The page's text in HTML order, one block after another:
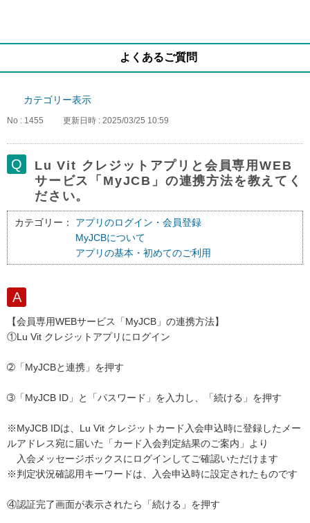
よくあるご質問
カテゴリー表示
No : 1455 更新日時 : 2025/03/25 10:59
Lu Vit クレジットアプリと会員専用WEB
サービス「MyJCB」の連携方法を教えてく
ださい。
カテゴリー：
アプリのログイン・会員登録
MyJCBについて
アプリの基本・初めてのご利用
【会員専用WEBサービス「MyJCB」の連携方法】
①Lu Vit クレジットアプリにログイン
➁「MyJCBと連携」を押す
➂「MyJCB ID」と「パスワード」を入力し、「続ける」を押す
※MyJCB IDは、Lu Vit クレジットカード入会申込時に登録したメー
ルアドレス宛に届いた「カード入会判定結果のご案内」より
入会メッセージボックスにログインしてご確認いただけます
※判定状況確認用キーワードは、入会申込時に設定されたものです
④認証完了画面が表示されたら「続ける」を押す